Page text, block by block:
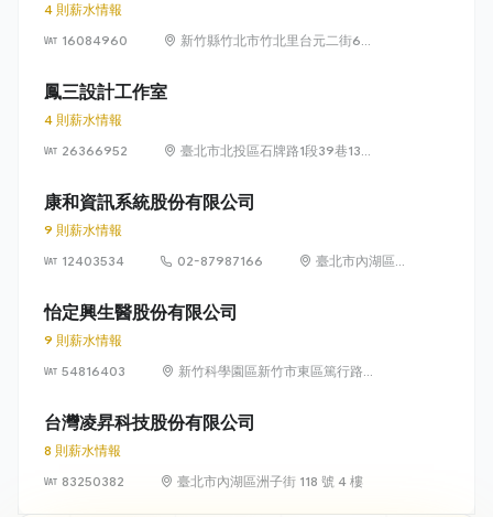
4 則薪水情報
16084960
新竹縣竹北市竹北里台元二街6號
鳳三設計工作室
4 則薪水情報
26366952
臺北市北投區石牌路1段39巷134
康和資訊系統股份有限公司
9 則薪水情報
12403534
02-87987166
臺北市內湖區瑞
怡定興生醫股份有限公司
9 則薪水情報
54816403
新竹科學園區新竹市東區篤行路6
台灣凌昇科技股份有限公司
8 則薪水情報
83250382
臺北市內湖區洲子街 118 號 4 樓